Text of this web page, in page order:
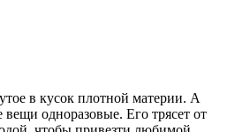
в кусок плотной материи. А
вещи одноразовые. Его трясет от